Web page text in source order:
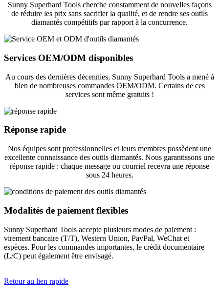
Sunny Superhard Tools cherche constamment de nouvelles façons
de réduire les prix sans sacrifier la qualité, et de rendre ses outils
diamantés compétitifs par rapport à la concurrence.
Services OEM/ODM disponibles
Au cours des dernières décennies, Sunny Superhard Tools a mené à
bien de nombreuses commandes OEM/ODM. Certains de ces
services sont même gratuits !
Réponse rapide
Nos équipes sont professionnelles et leurs membres possèdent une
excellente connaissance des outils diamantés. Nous garantissons une
réponse rapide : chaque message ou courriel recevra une réponse
sous 24 heures.
Modalités de paiement flexibles
Sunny Superhard Tools accepte plusieurs modes de paiement :
virement bancaire (T/T), Western Union, PayPal, WeChat et
espèces. Pour les commandes importantes, le crédit documentaire
(L/C) peut également être envisagé.
Retour au lien rapide